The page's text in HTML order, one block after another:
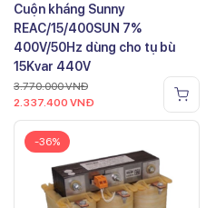
Cuộn kháng Sunny
REAC/15/400SUN 7%
400V/50Hz dùng cho tụ bù
15Kvar 440V
3.770.000VNĐ
2.337.400 VNĐ
-36%